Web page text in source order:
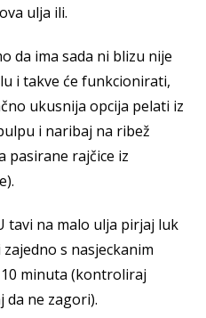
ulja ili.
da ima sada ni blizu nije
i takve će funkcionirati,
ukusnija opcija pelati iz
i naribaj na ribež
pasirane rajčice iz
tavi na malo ulja pirjaj luk
s nasjeckanim
minuta (kontroliraj
ne zagori).